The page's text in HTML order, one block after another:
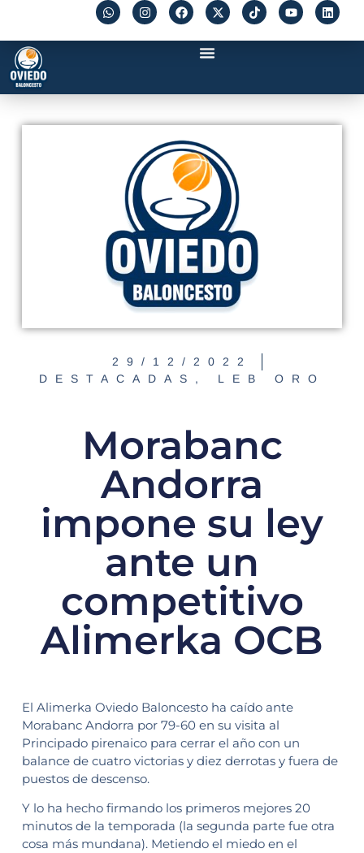
29/12/2022
DESTACADAS , LEB ORO
Morabanc
Andorra
impone su ley
ante un
competitivo
Alimerka OCB
El Alimerka Oviedo Baloncesto ha caído ante
Morabanc Andorra por 79-60 en su visita al
Principado pirenaico para cerrar el año con un
balance de cuatro victorias y diez derrotas y fuera de
puestos de descenso.
Y lo ha hecho firmando los primeros mejores 20
minutos de la temporada (la segunda parte fue otra
cosa más mundana). Metiendo el miedo en el